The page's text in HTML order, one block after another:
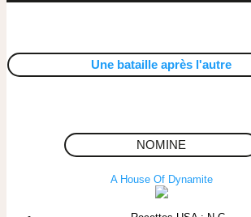
Une bataille après l'autre
NOMINE
A House Of Dynamite